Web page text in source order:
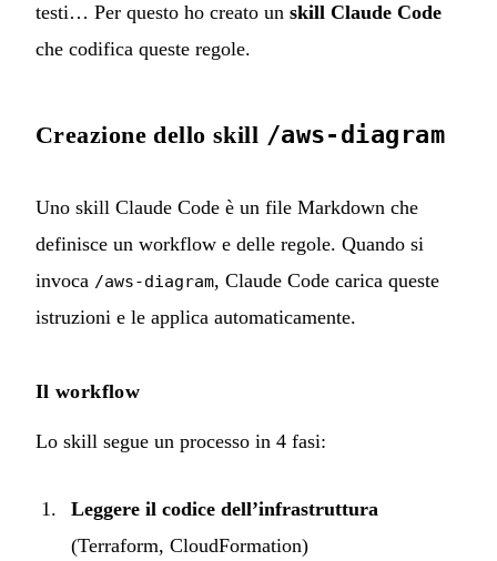
testi… Per questo ho creato un skill Claude Code
che codifica queste regole.
Creazione dello skill /aws-diagram
Uno skill Claude Code è un file Markdown che
definisce un workflow e delle regole. Quando si
invoca /aws-diagram, Claude Code carica queste
istruzioni e le applica automaticamente.
Il workflow
Lo skill segue un processo in 4 fasi:
Leggere il codice dell’infrastruttura
(Terraform, CloudFormation)